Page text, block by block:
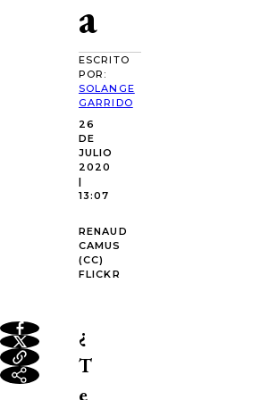
a
ESCRITO
POR:
SOLANGE
GARRIDO
26
DE
JULIO
2020
|
13:07
RENAUD
CAMUS
(CC)
FLICKR
¿
T